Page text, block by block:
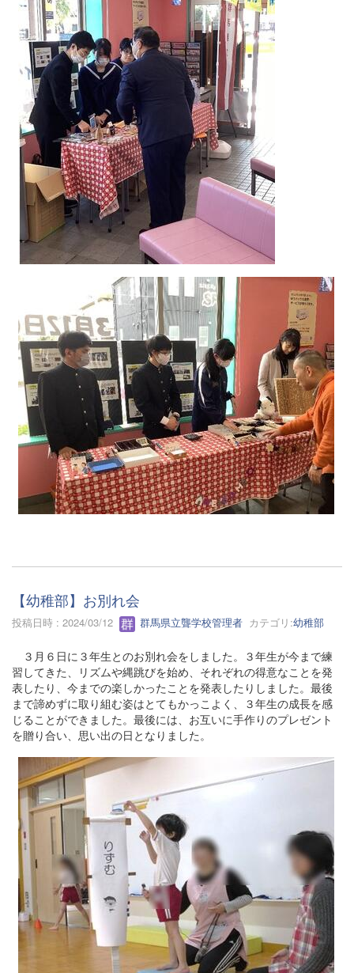
【幼稚部】お別れ会
投稿日時 : 2024/03/12 群馬県立聾学校管理者 カテゴリ:幼稚部
３月６日に３年生とのお別れ会をしました。３年生が今まで練
習してきた、リズムや縄跳びを始め、それぞれの得意なことを発
表したり、今までの楽しかったことを発表したりしました。最後
まで諦めずに取り組む姿はとてもかっこよく、３年生の成長を感
じることができました。最後には、お互いに手作りのプレゼント
を贈り合い、思い出の日となりました。